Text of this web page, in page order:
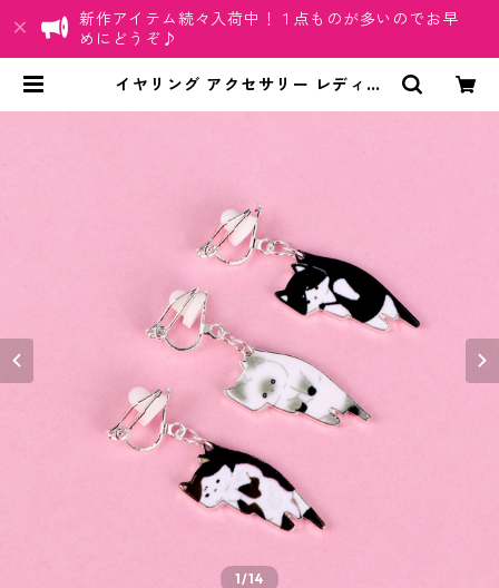
新作アイテム続々入荷中！１点ものが多いのでお早
めにどうぞ♪
イヤリング アクセサリー レディー
1/14